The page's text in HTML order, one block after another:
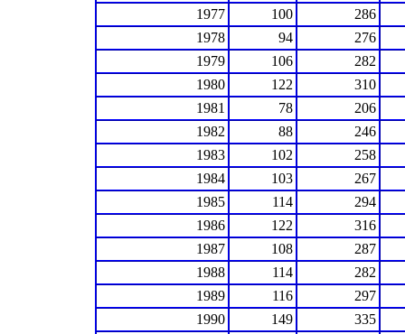
1977
100
286
1978
94
276
1979
106
282
1980
122
310
1981
78
206
1982
88
246
1983
102
258
1984
103
267
1985
114
294
1986
122
316
1987
108
287
1988
114
282
1989
116
297
1990
149
335